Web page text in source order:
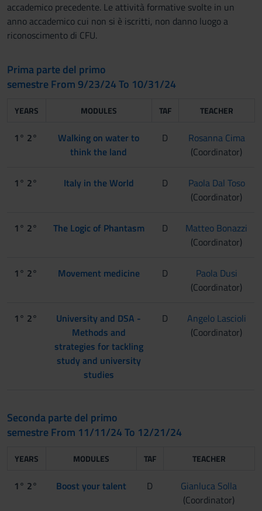
accademico precedente. Le attività formative svolte in un
anno accademico cui non si è iscritti, non danno luogo a
riconoscimento di CFU.
Prima parte del primo
semestre From 9/23/24 To 10/31/24
YEARS MODULES TAF TEACHER
1° 2°
Walking on water to
think the land
D
Rosanna Cima
(Coordinator)
1° 2° Italy in the World D
Paola Dal Toso
(Coordinator)
1° 2° The Logic of Phantasm D
Matteo Bonazzi
(Coordinator)
1° 2° Movement medicine D
Paola Dusi
(Coordinator)
1° 2°
University and DSA -
Methods and
strategies for tackling
study and university
studies
D
Angelo Lascioli
(Coordinator)
Seconda parte del primo
semestre From 11/11/24 To 12/21/24
YEARS MODULES TAF TEACHER
1° 2° Boost your talent D
Gianluca Solla
(Coordinator)